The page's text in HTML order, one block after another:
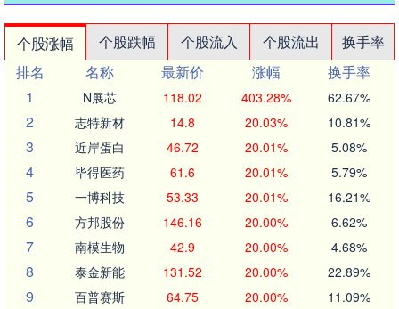
个股涨幅 个股跌幅 个股流入 个股流出
换手率
排名
名称 最新价 涨幅
换手率
1
N展芯 118.02 403.28% 62.67%
2 志特新材 14.8 20.03% 10.81%
3 近岸蛋白 46.72 20.01% 5.08%
4 毕得医药 61.6 20.01% 5.79%
5 一博科技 53.33 20.01% 16.21%
6 方邦股份 146.16 20.00% 6.62%
7 南模生物 42.9 20.00% 4.68%
8 泰金新能 131.52 20.00% 22.89%
9 百普赛斯 64.75 20.00% 11.09%